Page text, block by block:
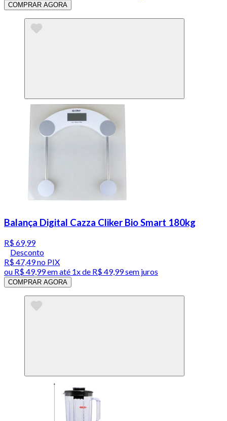
COMPRAR AGORA
Balança Digital Cazza Cliker Bio Smart 180kg
R$ 69,99
Desconto
R$ 47,49no PIX
ou R$ 49,99em até 1x de R$ 49,99sem juros
COMPRAR AGORA